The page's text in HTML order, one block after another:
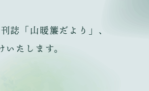
誌「山暖簾だより」、
たします。